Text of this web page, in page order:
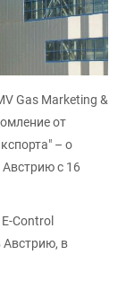
Gas Marketing &
от
– о
Австрию с 16
Control
в